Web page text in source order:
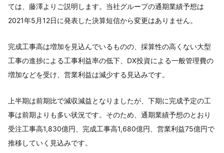
ては、藤澤よりご説明します。当社グループの通期業績予想は
2021年5月12日に発表した決算短信から変更はありません。
完成工事高は増加を見込んでいるものの、採算性の高くない大型
工事の進捗による工事利益率の低下、DX投資による一般管理費の
増加などを受け、営業利益は減少する見込みです。
上半期は前期比で減収減益となりましたが、下期に完成予定の工
事は前期よりも多い状況です。そのため、通期業績予想のとおり
受注工事高1,830億円、完成工事高1,680億円、営業利益75億円で
推移していく見込みです。